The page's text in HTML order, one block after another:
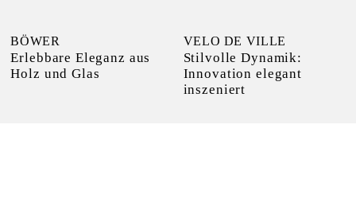
BÖWER
Erlebbare Eleganz aus
Holz und Glas
VELO DE VILLE
Stilvolle Dynamik:
Innovation elegant
inszeniert